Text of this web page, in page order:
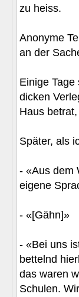
zu heiss.
Anonyme
an der
Einige
dicken
Haus
Später, als
- «Aus dem
eigene
- «[Gähn]»
- «Bei uns
bettelnd
das waren
Schulen.